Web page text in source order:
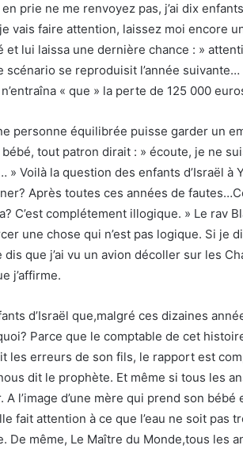
prie ne me renvoyez pas, j’ai dix
vais faire attention, laissez moi encore
et lui laissa une dernière chance : »
scénario se reproduisit l’année
« que » la perte de 125 000
personne équilibrée puisse garder un
tout patron dirait : » écoute, je ne
» Voilà la question des enfants d’Israël à
Après toutes ces années de
C’est complétement illogique. » Le rav
une chose qui n’est pas logique. Si je
que j’ai vu un avion décoller sur les
j’affirme.
d’Israël que,malgré ces dizaines
Parce que le comptable de cet
les erreurs de son fils, le rapport est
dit le prophète. Et même si tous les
A l’image d’une mère qui prend son
fait attention à ce que l’eau ne soit pas
De même, Le Maître du Monde,tous les